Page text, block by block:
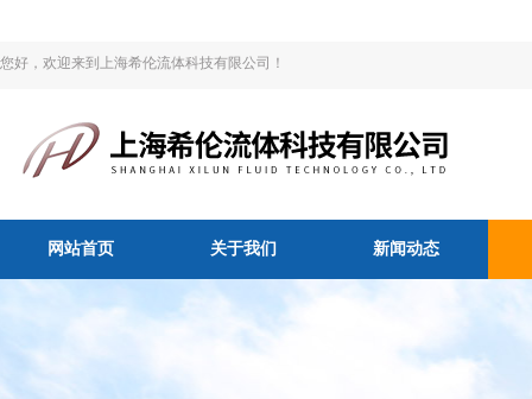
您好，欢迎来到上海希伦流体科技有限公司！
网站首页 关于我们 新闻动态